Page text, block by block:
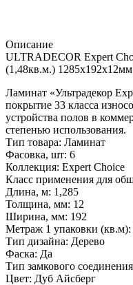
Описание
ULTRADECOR Expert
(1,48кв.м.) 1285х192х12мм
Ламинат «Ультрадекор
покрытие 33 класса
устройства полов в
степенью использования.
Тип товара: Ламинат
Фасовка, шт: 6
Коллекция: Expert Choice
Класс применения для
Длина, м: 1,285
Толщина, мм: 12
Ширина, мм: 192
Метраж 1 упаковки (кв.м):
Тип дизайна: Дерево
Фаска: Да
Тип замкового
Цвет: Дуб Айсберг